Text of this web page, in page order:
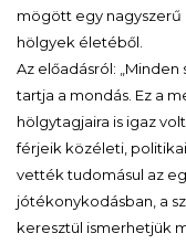
mögött egy nagyszerű
hölgyek életéből.
Az előadásról:
tartja a mondás. Ez a
hölgytagjaira is igaz
férjeik közéleti,
vették tudomásul az
jótékonykodásban, a
keresztül ismerhetjük